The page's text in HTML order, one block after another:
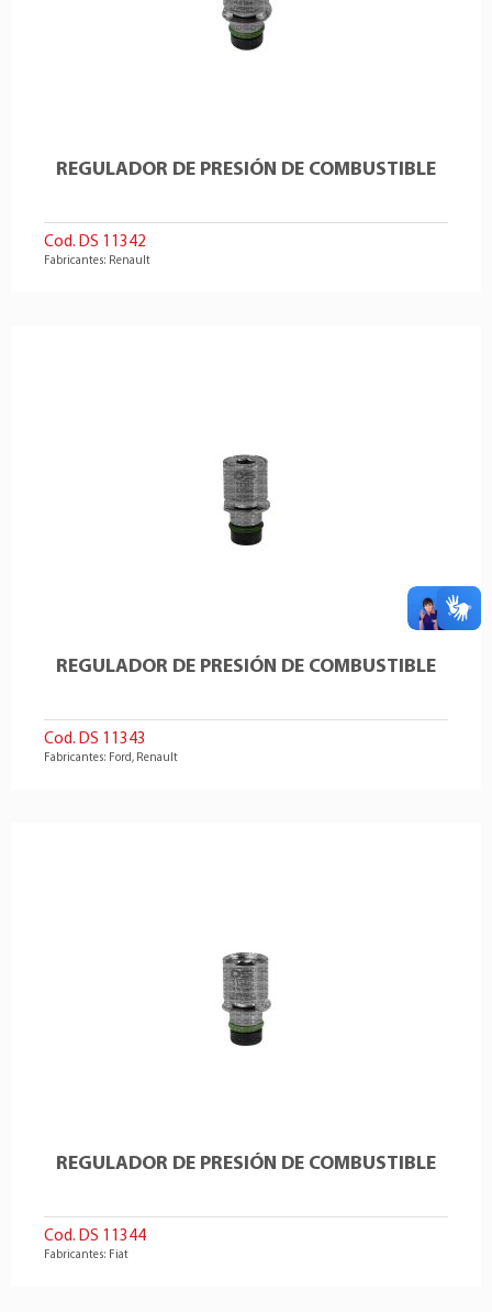
REGULADOR DE PRESIÓN DE COMBUSTIBLE
Cod. DS 11342
Fabricantes: Renault
REGULADOR DE PRESIÓN DE COMBUSTIBLE
Cod. DS 11343
Fabricantes: Ford, Renault
REGULADOR DE PRESIÓN DE COMBUSTIBLE
Cod. DS 11344
Fabricantes: Fiat